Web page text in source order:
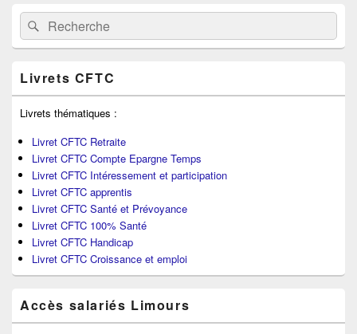
Recherche :Rechercher
Livrets CFTC
Livrets thématiques :
Livret CFTC Retraite
Livret CFTC Compte Epargne Temps
Livret CFTC Intéressement et participation
Livret CFTC apprentis
Livret CFTC Santé et Prévoyance
Livret CFTC 100% Santé
Livret CFTC Handicap
Livret CFTC Croissance et emploi
Accès salariés Limours